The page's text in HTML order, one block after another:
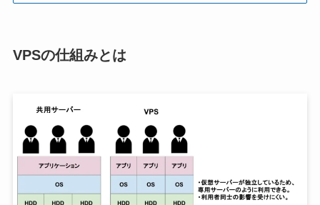
VPSの仕組みとは